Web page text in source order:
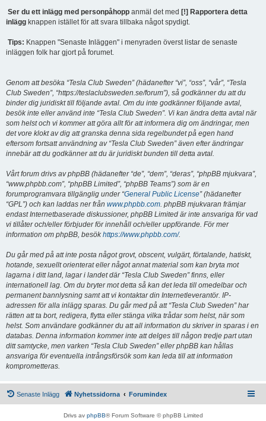
Ser du ett inlägg med personpåhopp anmäl det med [!] Rapportera detta
inlägg knappen istället för att svara tillbaka något spydigt.
Tips: Knappen "Senaste Inläggen" i menyraden överst listar de senaste
inläggen folk har gjort på forumet.
Genom att besöka “Tesla Club Sweden” (hädanefter “vi”, “oss”, “vår”, “Tesla
Club Sweden”, “https://teslaclubsweden.se/forum”), så godkänner du att du
binder dig juridiskt till följande avtal. Om du inte godkänner följande avtal,
besök inte eller använd inte “Tesla Club Sweden”. Vi kan ändra detta avtal när
som helst och vi kommer att göra allt för att informera dig om ändringar, men
det vore klokt av dig att granska denna sida regelbundet på egen hand
eftersom fortsatt användning av “Tesla Club Sweden” även efter ändringar
innebär att du godkänner att du är juridiskt bunden till detta avtal.
Vårt forum drivs av phpBB (hädanefter “de”, “dem”, “deras”, “phpBB mjukvara”,
“www.phpbb.com”, “phpBB Limited”, “phpBB Teams”) som är en
forumprogramvara tillgänglig under “General Public License” (hädanefter
“GPL”) och kan laddas ner från www.phpbb.com. phpBB mjukvaran främjar
endast Internetbaserade diskussioner, phpBB Limited är inte ansvariga för vad
vi tillåter och/eller förbjuder för innehåll och/eller uppförande. För mer
information om phpBB, besökhttps://www.phpbb.com/.
Du går med på att inte posta något grovt, obscent, vulgärt, förtalande, hatiskt,
hotande, sexuellt orienterat eller något annat material som kan bryta mot
lagarna i ditt land, lagar i landet där “Tesla Club Sweden” finns, eller
internationell lag. Om du bryter mot detta så kan det leda till omedelbar och
permanent bannlysning samt att vi kontaktar din Internetleverantör. IP-
adressen för alla inlägg sparas. Du går med på att “Tesla Club Sweden” har
rätten att ta bort, redigera, flytta eller stänga vilka trådar som helst, när som
helst. Som användare godkänner du att all information du skriver in sparas i en
databas. Denna information kommer inte att delges till någon tredje part utan
ditt samtycke, men varken “Tesla Club Sweden” eller phpBB kan hållas
ansvariga för eventuella intrångsförsök som kan leda till att information
komprometteras.
Senaste Inlägg Nyhetssidorna Forumindex
Drivs av phpBB® Forum Software © phpBB Limited